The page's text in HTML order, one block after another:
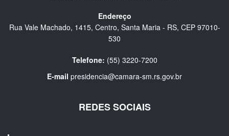
Endereço
Rua Vale Machado, 1415, Centro, Santa Maria - RS, CEP 97010-
530
Telefone: (55) 3220-7200
E-mail presidencia@camara-sm.rs.gov.br
REDES SOCIAIS